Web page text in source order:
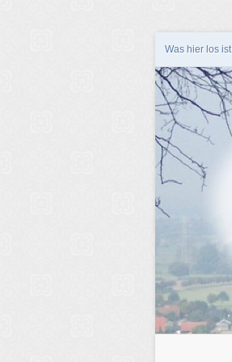
Was hier los ist